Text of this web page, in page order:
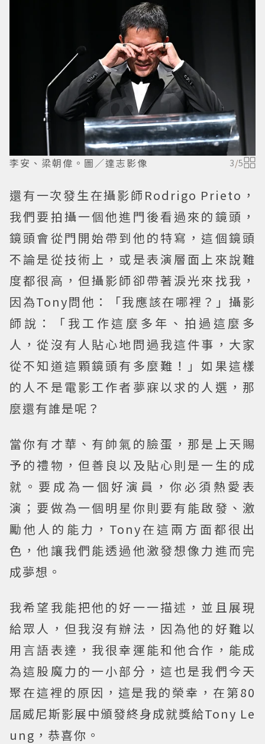
李安、梁朝偉。圖／達志影像 3/5
還有一次發生在攝影師Rodrigo Prieto，
我們要拍攝一個他進門後看過來的鏡頭，
鏡頭會從門開始帶到他的特寫，這個鏡頭
不論是從技術上，或是表演層面上來說難
度都很高，但攝影師卻帶著淚光來找我，
因為Tony問他：「我應該在哪裡？」攝影
師說：「我工作這麼多年、拍過這麼多
人，從沒有人貼心地問過我這件事，大家
從不知道這顆鏡頭有多麼難！」如果這樣
的人不是電影工作者夢寐以求的人選，那
麼還有誰是呢？
當你有才華、有帥氣的臉蛋，那是上天賜
予的禮物，但善良以及貼心則是一生的成
就。要成為一個好演員，你必須熱愛表
演；要做為一個明星你則要有能啟發、激
勵他人的能力，Tony在這兩方面都很出
色，他讓我們能透過他激發想像力進而完
成夢想。
我希望我能把他的好一一描述，並且展現
給眾人，但我沒有辦法，因為他的好難以
用言語表達，我很幸運能和他合作，能成
為這股魔力的一小部分，這也是我們今天
聚在這裡的原因，這是我的榮幸，在第80
屆威尼斯影展中頒發終身成就獎給Tony Le
ung，恭喜你。